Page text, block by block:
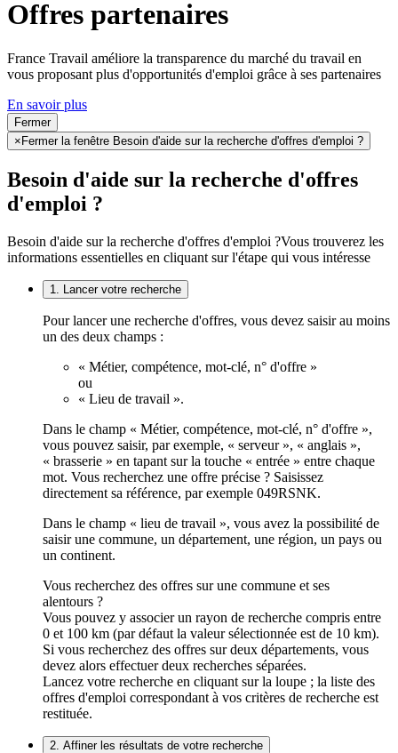
Offres partenaires
France Travail améliore la transparence du marché du travail en
vous proposant plus d'opportunités d'emploi grâce à ses partenaires
En savoir plus
Fermer
× Fermer la fenêtre Besoin d'aide sur la recherche d'offres d'emploi ?
Besoin d'aide sur la recherche d'offres
d'emploi ?
Besoin d'aide sur la recherche d'offres d'emploi ?Vous trouverez les
informations essentielles en cliquant sur l'étape qui vous intéresse
1. Lancer votre recherche
Pour lancer une recherche d'offres, vous devez saisir au moins
un des deux champs :
« Métier, compétence, mot-clé, n° d'offre »
ou
« Lieu de travail ».
Dans le champ « Métier, compétence, mot-clé, n° d'offre »,
vous pouvez saisir, par exemple, « serveur », « anglais »,
« brasserie » en tapant sur la touche « entrée » entre chaque
mot. Vous recherchez une offre précise ? Saisissez
directement sa référence, par exemple 049RSNK.
Dans le champ « lieu de travail », vous avez la possibilité de
saisir une commune, un département, une région, un pays ou
un continent.
Vous recherchez des offres sur une commune et ses
alentours ?
Vous pouvez y associer un rayon de recherche compris entre
0 et 100 km (par défaut la valeur sélectionnée est de 10 km).
Si vous recherchez des offres sur deux départements, vous
devez alors effectuer deux recherches séparées.
Lancez votre recherche en cliquant sur la loupe ; la liste des
offres d'emploi correspondant à vos critères de recherche est
restituée.
2. Affiner les résultats de votre recherche